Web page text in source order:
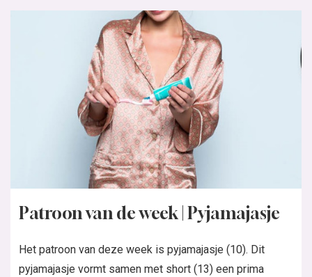
Patroon van de week | Pyjamajasje
Het patroon van deze week is pyjamajasje (10). Dit
pyjamajasje vormt samen met short (13) een prima